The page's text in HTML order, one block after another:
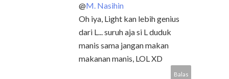
@M. Nasihin
Oh iya, Light kan lebih genius
dari L... suruh aja si L duduk
manis sama jangan makan
makanan manis, LOL XD
Balas